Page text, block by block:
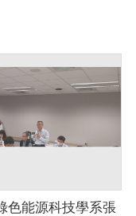
色能源科技學系張